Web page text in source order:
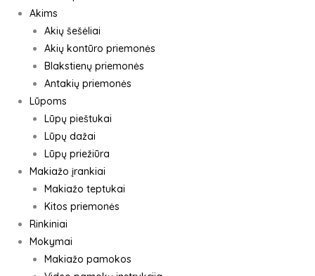
Akims
Akių šešėliai
Akių kontūro priemonės
Blakstienų priemonės
Antakių priemonės
Lūpoms
Lūpų pieštukai
Lūpų dažai
Lūpų priežiūra
Makiažo įrankiai
Makiažo teptukai
Kitos priemonės
Rinkiniai
Mokymai
Makiažo pamokos